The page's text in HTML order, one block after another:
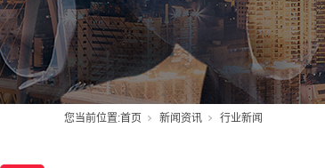
您当前位置:首页 新闻资讯 行业新闻